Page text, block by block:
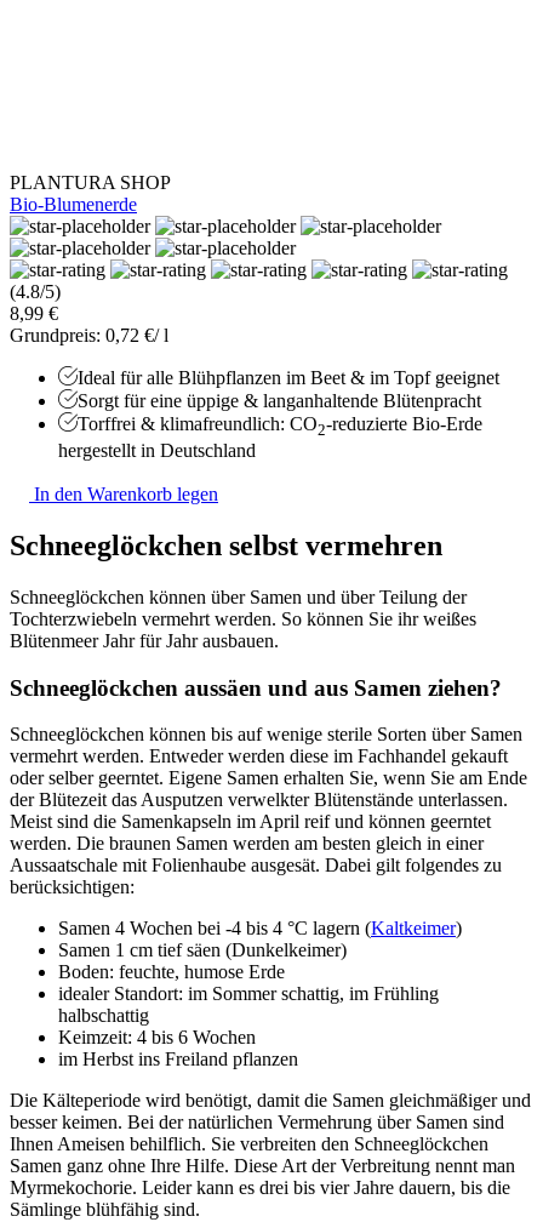
PLANTURA SHOP
Bio-Blumenerde
(4.8/5)
8,99 €
Grundpreis: 0,72 €/ l
Ideal für alle Blühpflanzen im Beet & im Topf geeignet
Sorgt für eine üppige & langanhaltende Blütenpracht
Torffrei & klimafreundlich: CO2-reduzierte Bio-Erde
hergestellt in Deutschland
In den Warenkorb legen
Schneeglöckchen selbst vermehren
Schneeglöckchen können über Samen und über Teilung der
Tochterzwiebeln vermehrt werden. So können Sie ihr weißes
Blütenmeer Jahr für Jahr ausbauen.
Schneeglöckchen aussäen und aus Samen ziehen?
Schneeglöckchen können bis auf wenige sterile Sorten über Samen
vermehrt werden. Entweder werden diese im Fachhandel gekauft
oder selber geerntet. Eigene Samen erhalten Sie, wenn Sie am Ende
der Blütezeit das Ausputzen verwelkter Blütenstände unterlassen.
Meist sind die Samenkapseln im April reif und können geerntet
werden. Die braunen Samen werden am besten gleich in einer
Aussaatschale mit Folienhaube ausgesät. Dabei gilt folgendes zu
berücksichtigen:
Samen 4 Wochen bei -4 bis 4 °C lagern (Kaltkeimer)
Samen 1 cm tief säen (Dunkelkeimer)
Boden: feuchte, humose Erde
idealer Standort: im Sommer schattig, im Frühling
halbschattig
Keimzeit: 4 bis 6 Wochen
im Herbst ins Freiland pflanzen
Die Kälteperiode wird benötigt, damit die Samen gleichmäßiger und
besser keimen. Bei der natürlichen Vermehrung über Samen sind
Ihnen Ameisen behilflich. Sie verbreiten den Schneeglöckchen
Samen ganz ohne Ihre Hilfe. Diese Art der Verbreitung nennt man
Myrmekochorie. Leider kann es drei bis vier Jahre dauern, bis die
Sämlinge blühfähig sind.